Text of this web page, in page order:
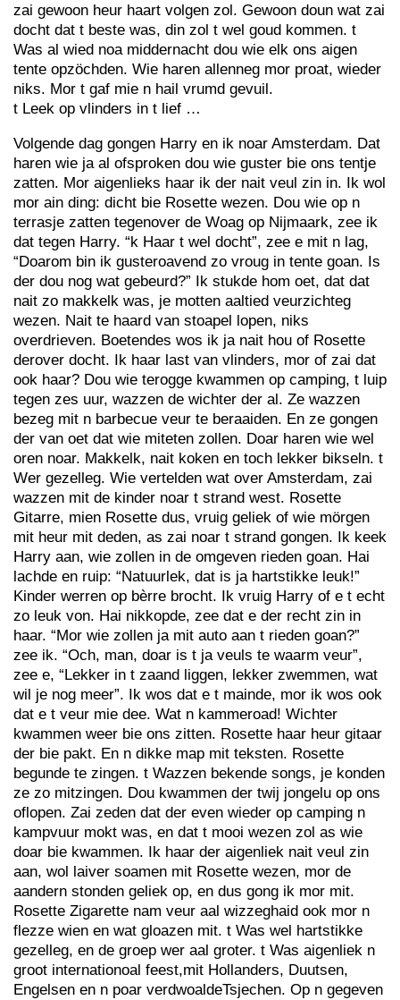
zai gewoon heur haart volgen zol. Gewoon doun wat zai
docht dat t beste was, din zol t wel goud kommen. t
Was al wied noa middernacht dou wie elk ons aigen
tente opzöchden. Wie haren allenneg mor proat, wieder
niks. Mor t gaf mie n hail vrumd gevuil.
t Leek op vlinders in t lief …
Volgende dag gongen Harry en ik noar Amsterdam. Dat
haren wie ja al ofsproken dou wie guster bie ons tentje
zatten. Mor aigenlieks haar ik der nait veul zin in. Ik wol
mor ain ding: dicht bie Rosette wezen. Dou wie op n
terrasje zatten tegenover de Woag op Nijmaark, zee ik
dat tegen Harry. “k Haar t wel docht”, zee e mit n lag,
“Doarom bin ik gusteroavend zo vroug in tente goan. Is
der dou nog wat gebeurd?” Ik stukde hom oet, dat dat
nait zo makkelk was, je motten aaltied veurzichteg
wezen. Nait te haard van stoapel lopen, niks
overdrieven. Boetendes wos ik ja nait hou of Rosette
derover docht. Ik haar last van vlinders, mor of zai dat
ook haar? Dou wie terogge kwammen op camping, t luip
tegen zes uur, wazzen de wichter der al. Ze wazzen
bezeg mit n barbecue veur te beraaiden. En ze gongen
der van oet dat wie miteten zollen. Doar haren wie wel
oren noar. Makkelk, nait koken en toch lekker bikseln. t
Wer gezelleg. Wie vertelden wat over Amsterdam, zai
wazzen mit de kinder noar t strand west. Rosette
Gitarre, mien Rosette dus, vruig geliek of wie mörgen
mit heur mit deden, as zai noar t strand gongen. Ik keek
Harry aan, wie zollen in de omgeven rieden goan. Hai
lachde en ruip: “Natuurlek, dat is ja hartstikke leuk!”
Kinder werren op bèrre brocht. Ik vruig Harry of e t echt
zo leuk von. Hai nikkopde, zee dat e der recht zin in
haar. “Mor wie zollen ja mit auto aan t rieden goan?”
zee ik. “Och, man, doar is t ja veuls te waarm veur”,
zee e, “Lekker in t zaand liggen, lekker zwemmen, wat
wil je nog meer”. Ik wos dat e t mainde, mor ik wos ook
dat e t veur mie dee. Wat n kammeroad! Wichter
kwammen weer bie ons zitten. Rosette haar heur gitaar
der bie pakt. En n dikke map mit teksten. Rosette
begunde te zingen. t Wazzen bekende songs, je konden
ze zo mitzingen. Dou kwammen der twij jongelu op ons
oflopen. Zai zeden dat der even wieder op camping n
kampvuur mokt was, en dat t mooi wezen zol as wie
doar bie kwammen. Ik haar der aigenliek nait veul zin
aan, wol laiver soamen mit Rosette wezen, mor de
aandern stonden geliek op, en dus gong ik mor mit.
Rosette Zigarette nam veur aal wizzeghaid ook mor n
flezze wien en wat gloazen mit. t Was wel hartstikke
gezelleg, en de groep wer aal groter. t Was aigenliek n
groot internationoal feest,mit Hollanders, Duutsen,
Engelsen en n poar verdwoaldeTsjechen. Op n gegeven